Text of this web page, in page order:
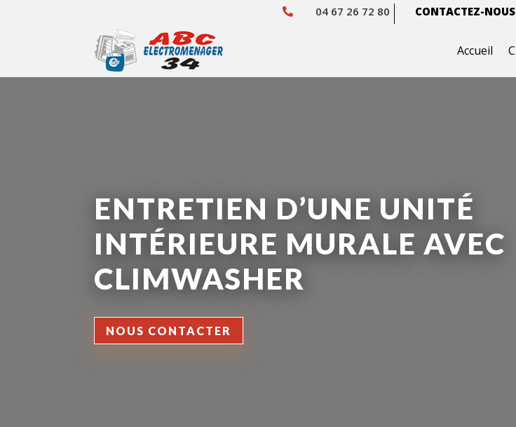
 04 67 26 72 80 CONTACTEZ-NOUS
Accueil
ENTRETIEN D’UNE UNITÉ
INTÉRIEURE MURALE AVEC
CLIMWASHER
NOUS CONTACTER